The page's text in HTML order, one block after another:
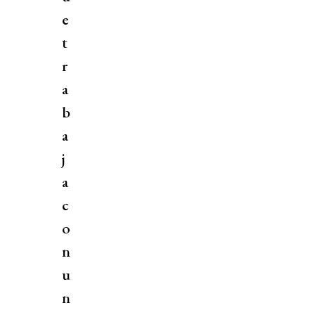
e
t
r
a
b
a
j
a
c
o
n
u
n